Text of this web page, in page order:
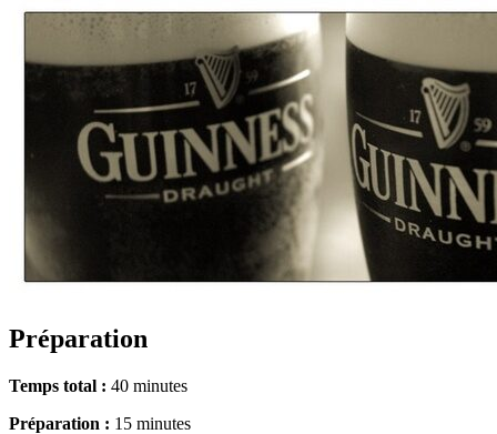
Préparation
Temps total : 40 minutes
Préparation : 15 minutes